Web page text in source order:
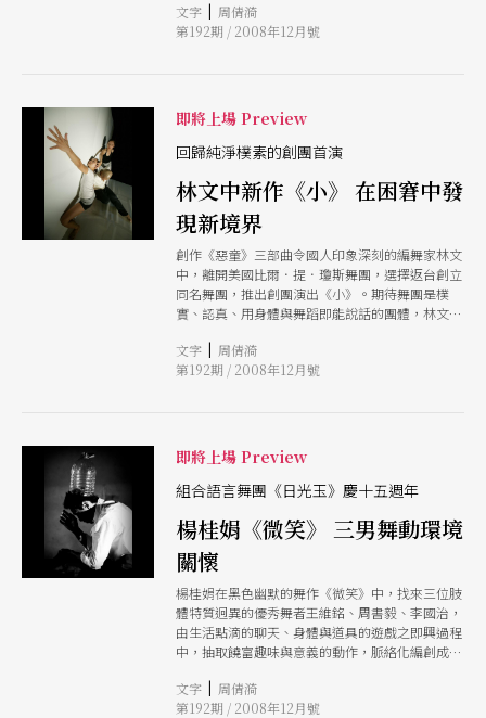
文字 | 周倩漪
第192期 / 2008年12月號
即將上場 Preview
回歸純淨樸素的創團首演
林文中新作《小》 在困窘中發
現新境界
創作《惡童》三部曲令國人印象深刻的編舞家林文
中，離開美國比爾．提．瓊斯舞團，選擇返台創立
同名舞團，推出創團演出《小》。期待舞團是樸
實、認真、用身體與舞蹈即能說話的團體，林文中
素，將舞蹈從炫技與形式，拉回到肉體與人性。
文字 | 周倩漪
第192期 / 2008年12月號
即將上場 Preview
組合語言舞團《日光玉》慶十五週年
楊桂娟《微笑》 三男舞動環境
關懷
楊桂娟在黑色幽默的舞作《微笑》中，找來三位肢
體特質迥異的優秀舞者王維銘、周書毅、李國治，
由生活點滴的聊天、身體與道具的遊戲之即興過程
中，抽取饒富趣味與意義的動作，脈絡化編創成
依序出現，分別的獨舞抒展出更延伸的感性意義。
文字 | 周倩漪
第192期 / 2008年12月號